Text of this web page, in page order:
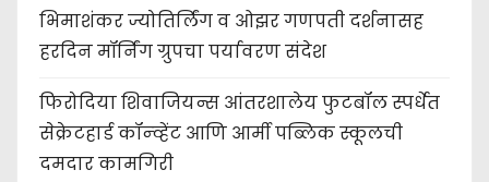
भिमाशंकर ज्योतिर्लिंग व ओझर गणपती दर्शनासह
हरदिन मॉर्निंग ग्रुपचा पर्यावरण संदेश
फिरोदिया शिवाजियन्स आंतरशालेय फुटबॉल स्पर्धेत
सेक्रेटहार्ड कॉन्व्हेंट आणि आर्मी पब्लिक स्कूलची
दमदार कामगिरी